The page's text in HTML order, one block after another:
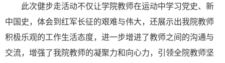
此次健步走活动不仅让学院教师在运动中学习党史、新
中国史，体会到红军长征的艰难与伟大，还展示出我院教师
积极乐观的工作生活态度，进一步增进了教师之间的沟通与
交流，增强了我院教师的凝聚力和向心力，引领全院教师坚